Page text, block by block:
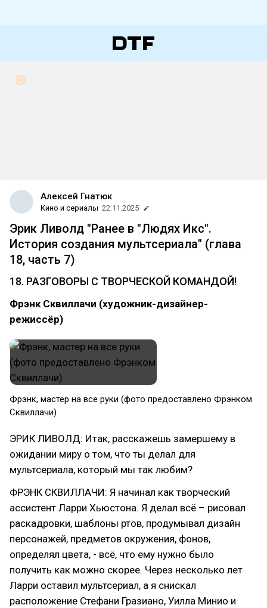
Алексей Гнатюк
Кино и сериалы 22.11.2025
Эрик Ливолд "Ранее в "Людях Икс".
История создания мультсериала" (глава
18, часть 7)
18. РАЗГОВОРЫ С ТВОРЧЕСКОЙ КОМАНДОЙ!
Фрэнк Сквиллачи (художник-дизайнер-
режиссёр)
Фрэнк, мастер на все руки (фото предоставлено Фрэнком
Сквиллачи)
ЭРИК ЛИВОЛД: Итак, расскажешь замершему в
ожидании миру о том, что ты делал для
мультсериала, который мы так любим?
ФРЭНК СКВИЛЛАЧИ: Я начинал как творческий
ассистент Ларри Хьюстона. Я делал всё – рисовал
раскадровки, шаблоны ртов, продумывал дизайн
персонажей, предметов окружения, фонов,
определял цвета, - всё, что ему нужно было
получить как можно скорее. Через несколько лет
Ларри оставил мультсериал, а я снискал
расположение Стефани Гразиано, Уилла Минио и